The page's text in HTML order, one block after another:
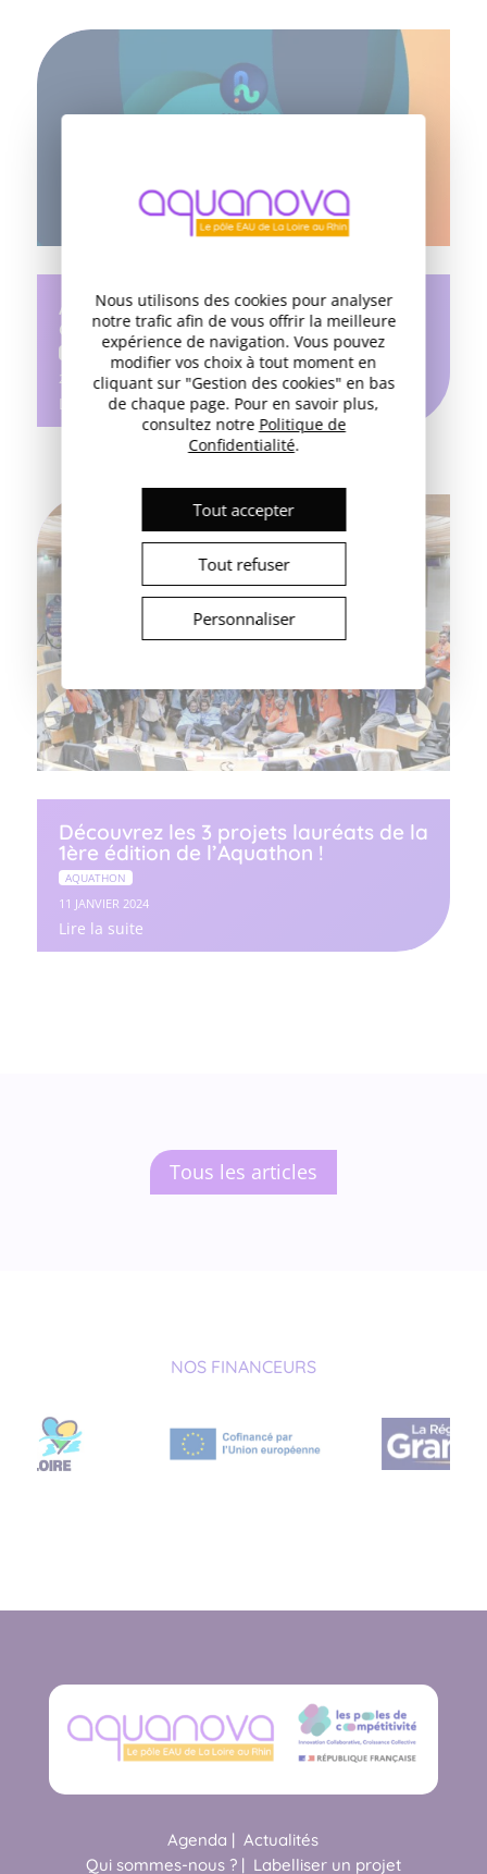
AMI – Aquathon, allez-vous relevez le
défi ?
APPEL À PROJETS
22 SEPTEMBRE 2025
Lire la suite
Découvrez les 3 projets lauréats de la
1ère édition de l’Aquathon !
AQUATHON
11 JANVIER 2024
Lire la suite
Tous les articles
NOS FINANCEURS
Agenda |Actualités
Qui sommes-nous ?| Labelliser un projet
Nous utilisons des cookies pour analyser
notre trafic afin de vous offrir la meilleure
expérience de navigation. Vous pouvez
modifier vos choix à tout moment en
cliquant sur "Gestion des cookies" en bas
de chaque page. Pour en savoir plus,
consultez notre Politique de
Confidentialité.
Tout accepter
Tout refuser
Personnaliser